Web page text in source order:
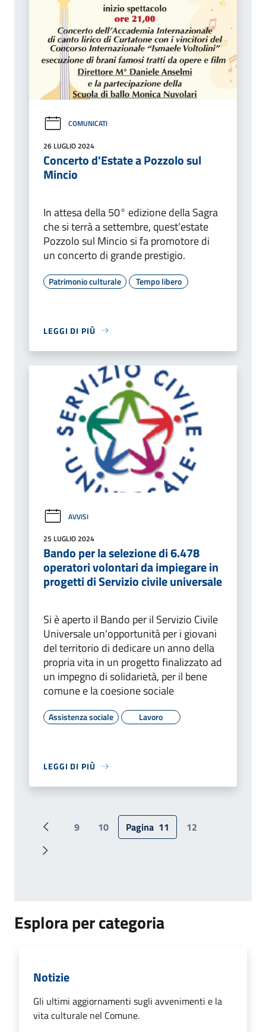
COMUNICATI
26 LUGLIO 2024
Concerto d'Estate a Pozzolo sul
Mincio
In attesa della 50° edizione della Sagra
che si terrà a settembre, quest’estate
Pozzolo sul Mincio si fa promotore di
un concerto di grande prestigio.
Patrimonio culturale Tempo libero
LEGGI DI PIÙ
AVVISI
25 LUGLIO 2024
Bando per la selezione di 6.478
operatori volontari da impiegare in
progetti di Servizio civile universale
Si è aperto il Bando per il Servizio Civile
Universale un'opportunità per i giovani
del territorio di dedicare un anno della
propria vita in un progetto finalizzato ad
un impegno di solidarietà, per il bene
comune e la coesione sociale
Assistenza sociale Lavoro
LEGGI DI PIÙ
Pagina precedente
9 10 Pagina 11 12
Pagina successiva
Esplora per categoria
Notizie
Gli ultimi aggiornamenti sugli avvenimenti e la
vita culturale nel Comune.